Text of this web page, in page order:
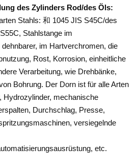
des Zylinders Rod/des Öls:
Stahls: 和 1045 JIS S45C/des
Stahlstange im
im Hartverchromen, die
Rost, Korrosion, einheitliche
Verarbeitung, wie Drehbänke,
Bohrung. Der Dorn ist für alle Arten
Hydrozylinder, mechanische
Durchschlag, Presse,
versiegelnde
etc.